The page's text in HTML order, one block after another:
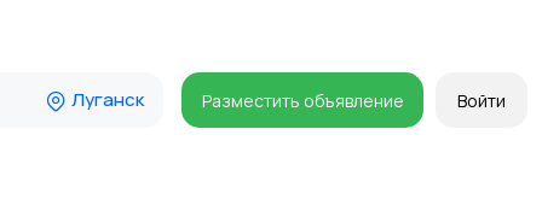
Луганск Разместить объявление Войти